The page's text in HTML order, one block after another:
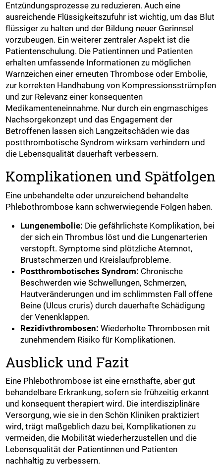
Entzündungsprozesse zu reduzieren. Auch eine
ausreichende Flüssigkeitszufuhr ist wichtig, um das Blut
flüssiger zu halten und der Bildung neuer Gerinnsel
vorzubeugen. Ein weiterer zentraler Aspekt ist die
Patientenschulung. Die Patientinnen und Patienten
erhalten umfassende Informationen zu möglichen
Warnzeichen einer erneuten Thrombose oder Embolie,
zur korrekten Handhabung von Kompressionsstrümpfen
und zur Relevanz einer konsequenten
Medikamenteneinnahme. Nur durch ein engmaschiges
Nachsorgekonzept und das Engagement der
Betroffenen lassen sich Langzeitschäden wie das
postthrombotische Syndrom wirksam verhindern und
die Lebensqualität dauerhaft verbessern.
Komplikationen und Spätfolgen
Eine unbehandelte oder unzureichend behandelte
Phlebothrombose kann schwerwiegende Folgen haben.
Lungenembolie: Die gefährlichste Komplikation, bei
der sich ein Thrombus löst und die Lungenarterien
verstopft. Symptome sind plötzliche Atemnot,
Brustschmerzen und Kreislaufprobleme.
Postthrombotisches Syndrom: Chronische
Beschwerden wie Schwellungen, Schmerzen,
Hautveränderungen und im schlimmsten Fall offene
Beine (Ulcus cruris) durch dauerhafte Schädigung
der Venenklappen.
Rezidivthrombosen: Wiederholte Thrombosen mit
zunehmendem Risiko für Komplikationen.
Ausblick und Fazit
Eine Phlebothrombose ist eine ernsthafte, aber gut
behandelbare Erkrankung, sofern sie frühzeitig erkannt
und konsequent therapiert wird. Die interdisziplinäre
Versorgung, wie sie in den Schön Kliniken praktiziert
wird, trägt maßgeblich dazu bei, Komplikationen zu
vermeiden, die Mobilität wiederherzustellen und die
Lebensqualität der Patientinnen und Patienten
nachhaltig zu verbessern.